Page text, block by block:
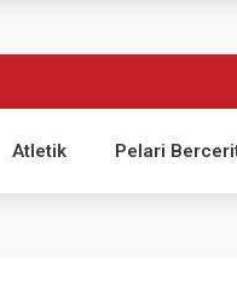
Atletik Pelari